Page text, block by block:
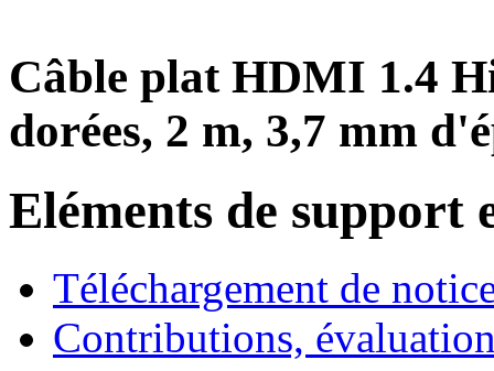
Câble plat HDMI 1.4
dorées, 2 m, 3,7 mm
Eléments de support
Téléchargement de
Contributions,